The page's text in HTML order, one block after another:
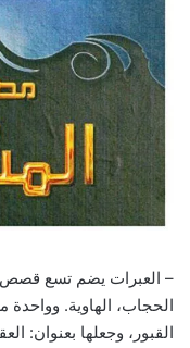
– العبرات يضم تسع قصص،
الحجاب، الهاوية.
القبور، وجعلها